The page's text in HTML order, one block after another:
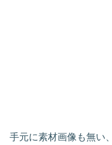
手元に素材画像も無い、